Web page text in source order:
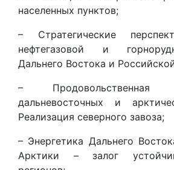
населенных пунктов;
– Стратегические
нефтегазовой и
Дальнего Востока и
– Продовольственная
дальневосточных и
Реализация северного завоза;
– Энергетика Дальнего
Арктики – залог